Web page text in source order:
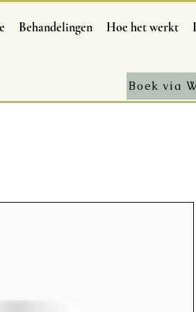
Behandelingen Hoe het werkt
Boek via